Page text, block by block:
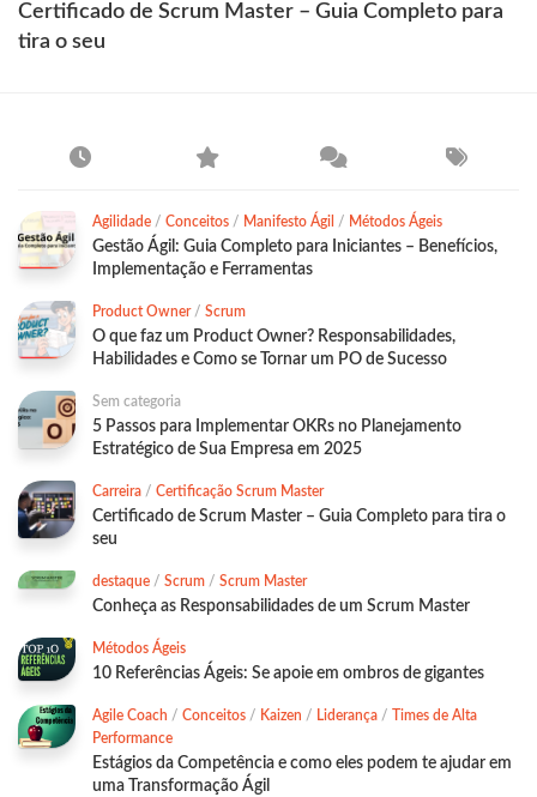
Certificado de Scrum Master – Guia Completo para
tira o seu
Agilidade / Conceitos / Manifesto Ágil / Métodos Ágeis
Gestão Ágil: Guia Completo para Iniciantes – Benefícios,
Implementação e Ferramentas
Product Owner/ Scrum
O que faz um Product Owner? Responsabilidades,
Habilidades e Como se Tornar um PO de Sucesso
Sem categoria
5 Passos para Implementar OKRs no Planejamento
Estratégico de Sua Empresa em 2025
Carreira / Certificação Scrum Master
Certificado de Scrum Master – Guia Completo para tira o
seu
destaque / Scrum / Scrum Master
Conheça as Responsabilidades de um Scrum Master
Métodos Ágeis
10 Referências Ágeis: Se apoie em ombros de gigantes
Agile Coach / Conceitos / Kaizen / Liderança /
Times de Alta
Performance
Estágios da Competência e como eles podem te ajudar em
uma Transformação Ágil